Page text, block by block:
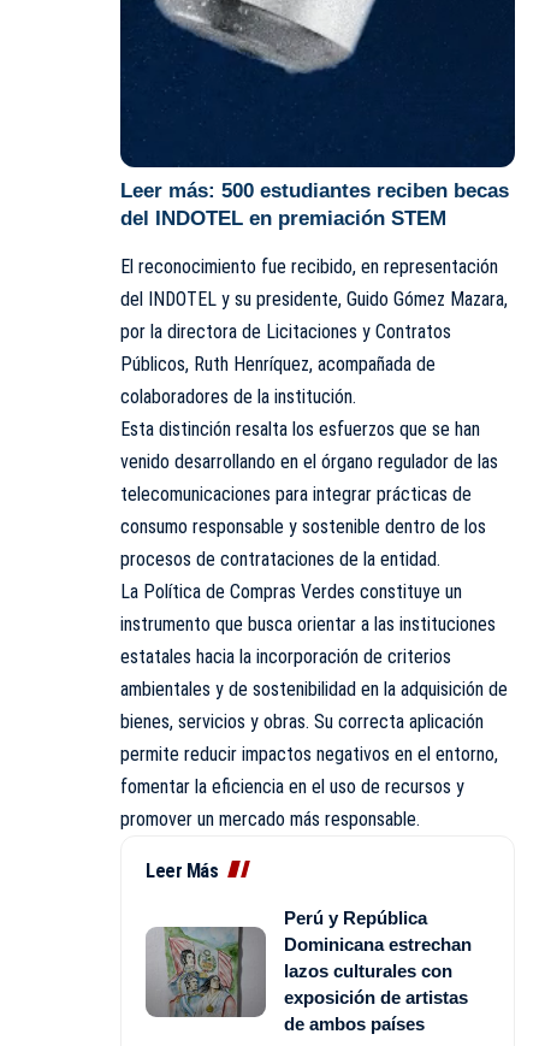
Leer más: 500 estudiantes reciben becas
del INDOTEL en premiación STEM
El reconocimiento fue recibido, en representación
del INDOTEL y su presidente, Guido Gómez Mazara,
por la directora de Licitaciones y Contratos
Públicos, Ruth Henríquez, acompañada de
colaboradores de la institución.
Esta distinción resalta los esfuerzos que se han
venido desarrollando en el órgano regulador de las
telecomunicaciones para integrar prácticas de
consumo responsable y sostenible dentro de los
procesos de contrataciones de la entidad.
La Política de Compras Verdes constituye un
instrumento que busca orientar a las instituciones
estatales hacia la incorporación de criterios
ambientales y de sostenibilidad en la adquisición de
bienes, servicios y obras. Su correcta aplicación
permite reducir impactos negativos en el entorno,
fomentar la eficiencia en el uso de recursos y
promover un mercado más responsable.
Leer Más
Perú y República
Dominicana estrechan
lazos culturales con
exposición de artistas
de ambos países